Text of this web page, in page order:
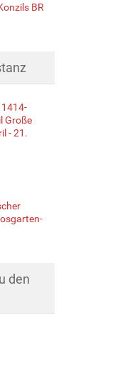
BR
Große
- 21.
den